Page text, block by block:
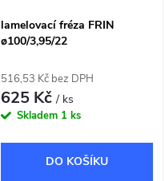
lamelovací fréza FRIN
ø100/3,95/22
516,53 Kč bez DPH
625 Kč/ ks
Skladem 1 ks
DO KOŠÍKU